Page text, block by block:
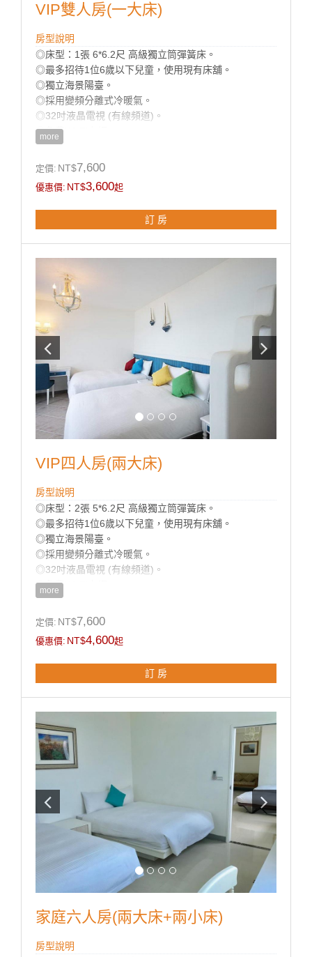
VIP雙人房(一大床)
房型說明
◎床型：1張 6*6.2尺 高級獨立筒彈簧床。
◎最多招待1位6歲以下兒童，使用現有床舖。
◎獨立海景陽臺。
◎採用變頻分離式冷暖氣。
◎32吋液晶電視 (有線頻道)。
◎免費Wi-Fi上網。
◎乾濕分離獨立衛浴及按摩浴缸。
◎寬廣平面停車場。
包 / 咖啡包 / 礦泉水 / 舒適乾淨羽毛被品。
more
定價: NT$7,600
優惠價: NT$3,600起
訂 房
VIP四人房(兩大床)
房型說明
◎床型：2張 5*6.2尺 高級獨立筒彈簧床。
◎最多招待1位6歲以下兒童，使用現有床舖。
◎獨立海景陽臺。
◎採用變頻分離式冷暖氣。
◎32吋液晶電視 (有線頻道)。
◎免費Wi-Fi上網。
◎乾濕分離獨立衛浴及古典浴缸。
◎寬廣平面停車場。
包 / 咖啡包 / 礦泉水 / 舒適乾淨羽毛被品。
more
定價: NT$7,600
優惠價: NT$4,600起
訂 房
家庭六人房(兩大床+兩小床)
房型說明